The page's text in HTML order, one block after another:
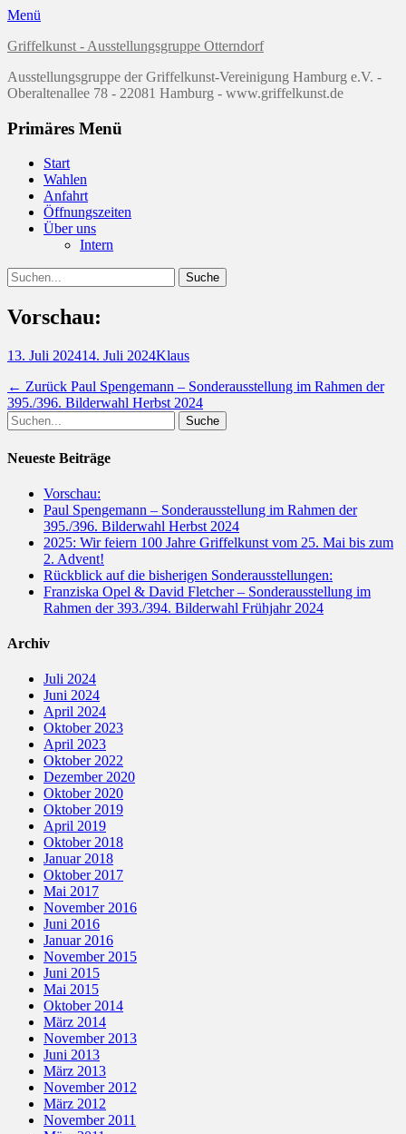
Menü
Griffelkunst - Ausstellungsgruppe Otterndorf
Ausstellungsgruppe der Griffelkunst-Vereinigung Hamburg e.V. -
Oberaltenallee 78 - 22081 Hamburg - www.griffelkunst.de
Primäres Menü
Zum
Inhalt
springen
Start
Wahlen
Anfahrt
Öffnungszeiten
Über uns
Intern
Suchen
Suche
nach:
Vorschau:
Posted
13. Juli 202414. Juli 2024Autor
Klaus
Beitragsnavigation
← Zurück Vorheriger
Beitrag:
Paul Spengemann – Sonderausstellung im Rahmen der
395./396. Bilderwahl Herbst 2024
Suche
nach:
Neueste Beiträge
Vorschau:
Paul Spengemann – Sonderausstellung im Rahmen der
395./396. Bilderwahl Herbst 2024
2025: Wir feiern 100 Jahre Griffelkunst vom 25. Mai bis zum
2. Advent!
Rückblick auf die bisherigen Sonderausstellungen:
Franziska Opel & David Fletcher – Sonderausstellung im
Rahmen der 393./394. Bilderwahl Frühjahr 2024
Archiv
Juli 2024
Juni 2024
April 2024
Oktober 2023
April 2023
Oktober 2022
Dezember 2020
Oktober 2020
Oktober 2019
April 2019
Oktober 2018
Januar 2018
Oktober 2017
Mai 2017
November 2016
Juni 2016
Januar 2016
November 2015
Juni 2015
Mai 2015
Oktober 2014
März 2014
November 2013
Juni 2013
März 2013
November 2012
März 2012
November 2011